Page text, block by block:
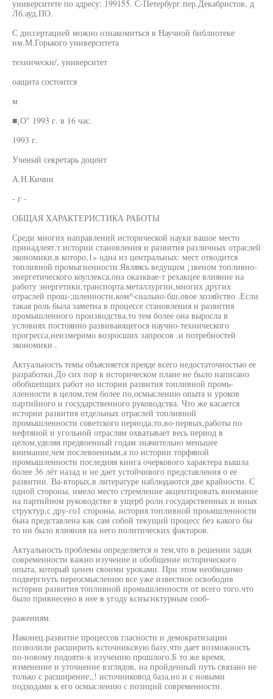
университете по адресу: 199155. С-Петербург.пер.Декабристов, д
Лб.ауд.ПО.
С диссертацией можно ознакомиться в Научной библиотеке
им.М.Горького университета
технически/, университет
оащита состоится
м
■¡О" 1993 г. в 16 час.
1993 г.
Ученый секретарь доцент
А.Н.Кичин
- г -
ОБЩАЯ ХАРАКТЕРИСТИКА РАБОТЫ
Среди многих направлений исторической науки вашое место
принадлеят.т истории становления и развития различных отраслей
экономики,в которо,1» одна из центральных: мест отводится
топливной промыгиенности.Являясь ведущим ¡звеном топливно-
энергетического коуллекса,она оказквае-т рехакцее влияние на
работу энергетики,транспорта.металлургии,многих других
отраслей прош-;шленности,ком^<нально-бш,овое хозяйство .Если
такая роль была заметна в процессе становления и развития
промышленного производства,то тем более она выросла в
условиях постоянно развивающегося научно-технического
прогресса,неизмеримо возросших запросов .и потребностей
экономики .
Актуальность темы объясняется преяде всего недостаточностью ее
разработки.До сих пор в историческом плане не было написано
обобшепщих работ но истории развития топливной промь-
лленности в целом,тем более по,осмыслению опыта и уроков
партийного и государственного руководства. Что же касается
истории развития отдельных отраслей топливной
промышленности советского периода,то,во-первых,работы по
нефтяной и угольной отраслям охватывает весь период в
целом,уделяя предвоенный годам значительно меньшее
внимание,чем послевоенным,а по истории торфяной
промышленности последняя книга очеркового характера вышла
более 36 лёт назад и не дает устойчивого представления о ее
развитии. Ва-вторых,в литературе наблюдаются две крайности. С
одной стороны, имело место стремление акцентировать внимание
на партийном руководстве в ущерб роли государственных и иных
структур,с дру-го1 стороны, история топливной проьмшленности
бьиа представлена как сам собой текущий процесс без какого бы
то ни было влияния на него политических факторов.
Актуальность проблемы определяется и тем,что в решении задач
современности важно изучение и обобщение исторического
опыта, который ценен своими уроками. При этом необходимо
подвергнуть переосмыслению все уже известное.освободив
истории развития топливной промышленности от всего того,что
было привнесено в нее в угоду кснъснктурным сооб-
ражениям.
Наконец.развитие процессов гласности и демократизации
позволили расширить ксточниксвую базу,что дает возможность
по-новому подояти-к изучению прошлого.Б то же время,
изменение и уточнение взглядов, на пройденный путь связано не
только с расширение;,! источниковод база,но и с новыми
подходами к его осмыслению с позиций современности.